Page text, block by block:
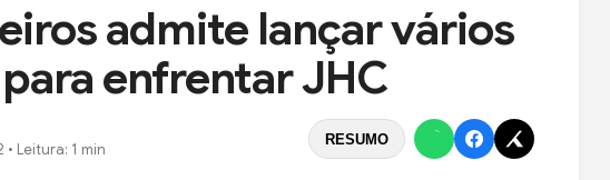
admite lançar vários
enfrentar JHC
• Leitura: 1 min
RESUMO